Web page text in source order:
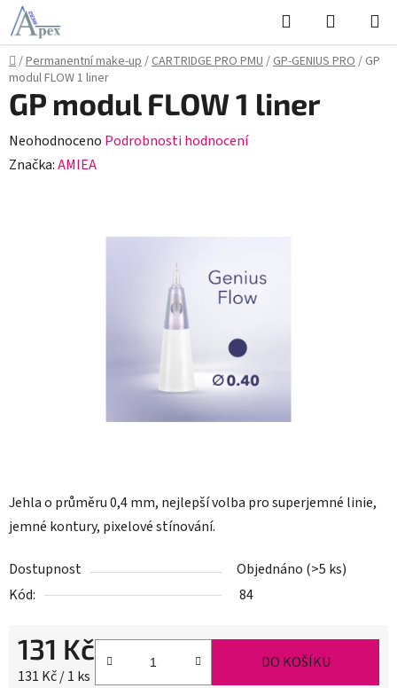
Přejít
na
obsah
Hledat
KOŠÍK
Domů
/Permanentní make-up/CARTRIDGE PRO PMU/GP-GENIUS PRO/ GP
modul FLOW 1 liner
Jehla o průměru 0,4 mm, nejlepší volba pro superjemné linie,
jemné kontury, pixelové stínování.
Dostupnost Objednáno (>5 ks)
Kód:
84
131 Kč
Měrná cena:
131 Kč / 1 ks
DO KOŠÍKU
GP modul FLOW 1 liner
Průměrné
hodnocení
Neohodnoceno Podrobnosti hodnocení
Značka:AMIEA